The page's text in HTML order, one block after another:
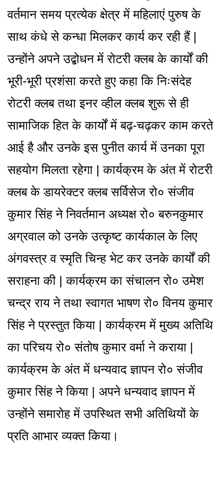
वर्तमान समय प्रत्येक क्षेत्र में महिलाएं पुरुष के
साथ कंधे से कन्धा मिलकर कार्य कर रही हैं |
उन्होंने अपने उद्बोधन में रोटरी क्लब के कार्यों की
भूरी-भूरी प्रशंसा करते हुए कहा कि निःसंदेह
रोटरी क्लब तथा इनर व्हील क्लब शुरू से ही
सामाजिक हित के कार्यों में बढ़-चढ़कर काम करते
आई है और उनके इस पुनीत कार्य में उनका पूरा
सहयोग मिलता रहेगा | कार्यक्रम के अंत में रोटरी
क्लब के डायरेक्टर क्लब सर्विसेज रो० संजीव
कुमार सिंह ने निवर्तमान अध्यक्ष रो० बरुनकुमार
अग्रवाल को उनके उत्कृष्ट कार्यकाल के लिए
अंगवस्त्र व स्मृति चिन्ह भेट कर उनके कार्यों की
सराहना की | कार्यक्रम का संचालन रो० उमेश
चन्द्र राय ने तथा स्वागत भाषण रो० विनय कुमार
सिंह ने प्रस्तुत किया | कार्यक्रम में मुख्य अतिथि
का परिचय रो० संतोष कुमार वर्मा ने कराया |
कार्यक्रम के अंत में धन्यवाद ज्ञापन रो० संजीव
कुमार सिंह ने किया | अपने धन्यवाद ज्ञापन में
उन्होंने समारोह में उपस्थित सभी अतिथियों के
प्रति आभार व्यक्त किया।